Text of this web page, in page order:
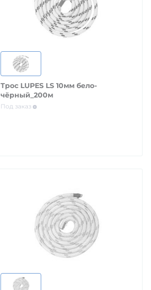
Трос LUPES LS 10мм бело-
чёрный_200м
Под заказ